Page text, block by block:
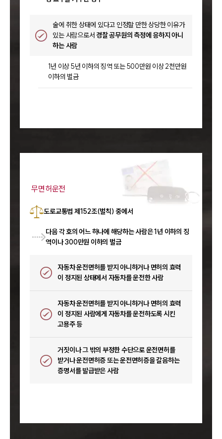
술에 취한 상태에 있다고 인정할 만한 상당한 이유가
있는 사람으로서경찰 공무원의 측정에 응하지 아니
하는 사람
1년 이상 5년 이하의 징역 또는 500만원 이상 2천만원
이하의 벌금
무면허운전
도로교통법 제152조(벌칙) 중에서
다음 각 호의 어느 하나에 해당하는 사람은 1년 이하의 징
역이나 300만원 이하의 벌금
자동차 운전면허를 받지 아니하거나 면허의 효력
이 정지된 상태에서 자동차를 운전한 사람
자동차 운전면허를 받지 아니하거나 면허의 효력
이 정지된 사람에게 자동차를 운전하도록 시킨
고용주 등
거짓이나 그 밖의 부정한 수단으로 운전면허를
받거나 운전면허증 또는 운전면허증을 갈음하는
증명서를 발급받은 사람